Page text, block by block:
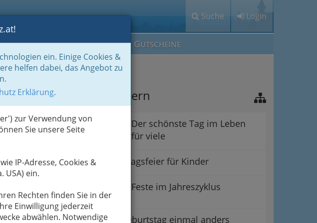
Suche Login
BRANCHEN MEIN IG GUTSCHEINE
ein. Einige Cookies &
helfen dabei, das Angebot zu
Erklärung.
zur Verwendung von
Sie unsere Seite
IP-Adresse, Cookies &
USA) ein.
Rechten finden Sie in der
Einwilligung jederzeit
abwählen. Notwendige
Feste feiern
Der schönste Tag im Leben
für viele
Geburtstagsfeier für Kinder
Feste im Jahreszyklus
Kindergeburtstag einmal anders